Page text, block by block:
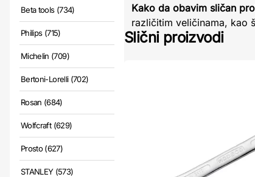
Beta tools (734)
Philips (715)
Michelin (709)
Bertoni-Lorelli (702)
Rosan (684)
Wolfcraft (629)
Prosto (627)
STANLEY (573)
Kako da obavim sličan
različitim veličinama, kao
Slični proizvodi